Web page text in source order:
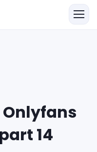
14